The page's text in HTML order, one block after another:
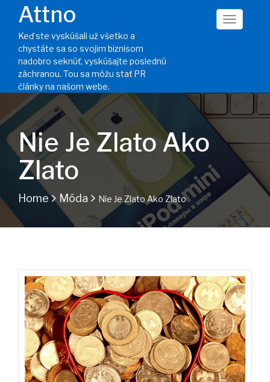
Attno
Keď ste vyskúšali už všetko a
chystáte sa so svojim biznisom
nadobro seknúť, vyskúšajte poslednú
záchranou. Tou sa môžu stať PR
články na našom webe.
Nie Je Zlato Ako
Zlato
Home Móda Nie Je Zlato Ako Zlato